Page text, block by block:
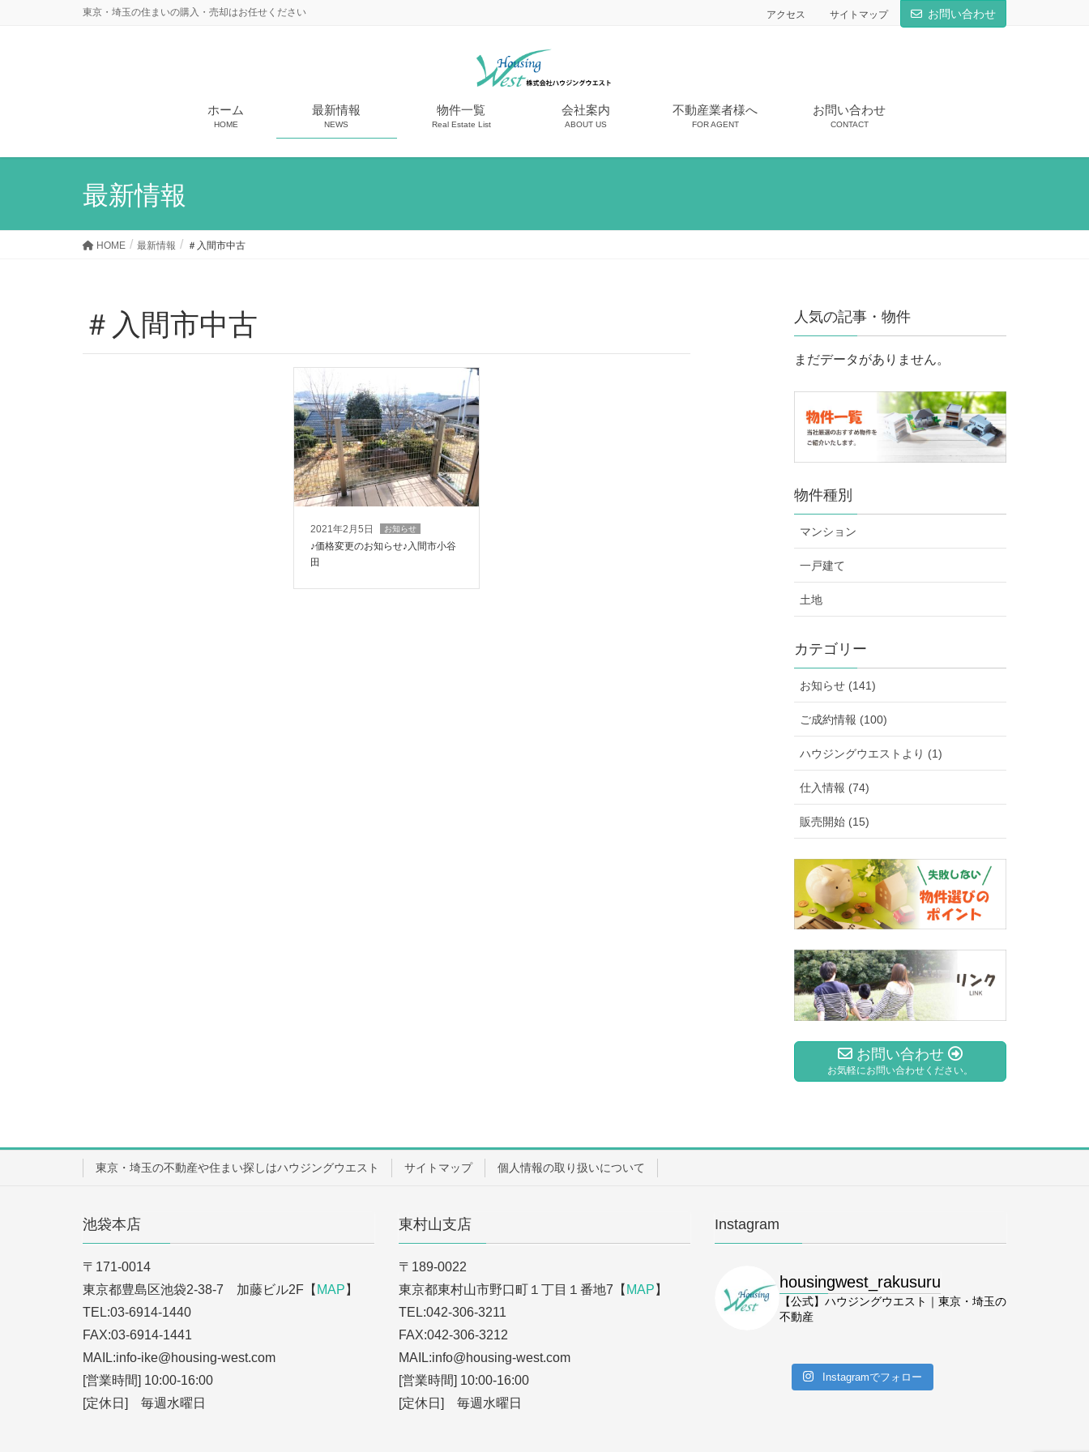
東京・埼玉の住まいの購入・売却はお任せください アクセス サイトマップ お問い合わせ
ホーム
HOME
最新情報
NEWS
物件一覧
Real Estate List
会社案内
ABOUT US
不動産業者様へ
FOR AGENT
お問い合わせ
CONTACT
最新情報
HOME 最新情報 ＃入間市中古
＃入間市中古
2021年2月5日 お知らせ
♪価格変更のお知らせ♪入間市小谷
田
人気の記事・物件
まだデータがありません。
物件種別
マンション
一戸建て
土地
カテゴリー
お知らせ (141)
ご成約情報 (100)
ハウジングウエストより (1)
仕入情報 (74)
販売開始 (15)
お問い合わせ
お気軽にお問い合わせください。
東京・埼玉の不動産や住まい探しはハウジングウエスト サイトマップ 個人情報の取り扱いについて
池袋本店
〒171-0014
東京都豊島区池袋2-38-7 加藤ビル2F【 MAP 】
TEL:03-6914-1440
FAX:03-6914-1441
MAIL:info-ike@housing-west.com
[営業時間] 10:00-16:00
[定休日] 毎週水曜日
東村山支店
〒189-0022
東京都東村山市野口町１丁目１番地7【 MAP 】
TEL:042-306-3211
FAX:042-306-3212
MAIL:info@housing-west.com
[営業時間] 10:00-16:00
[定休日] 毎週水曜日
Instagram
housingwest_rakusuru
【公式】ハウジングウエスト｜東京・埼玉の
不動産
Instagramでフォロー